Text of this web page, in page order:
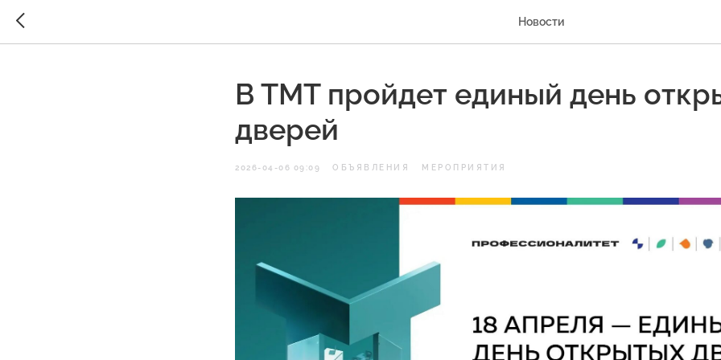
Новости
В ТМТ пройдет единый день
дверей
2026-04-06 09:09 ОБЪЯВЛЕНИЯ МЕРОПРИЯТИЯ